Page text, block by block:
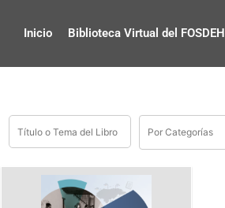
Inicio Biblioteca Virtual del FOSDEH